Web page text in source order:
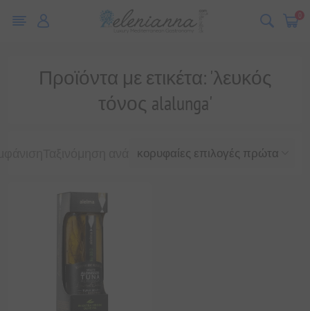
0
Προϊόντα με ετικέτα: 'λευκός
τόνος alalunga'